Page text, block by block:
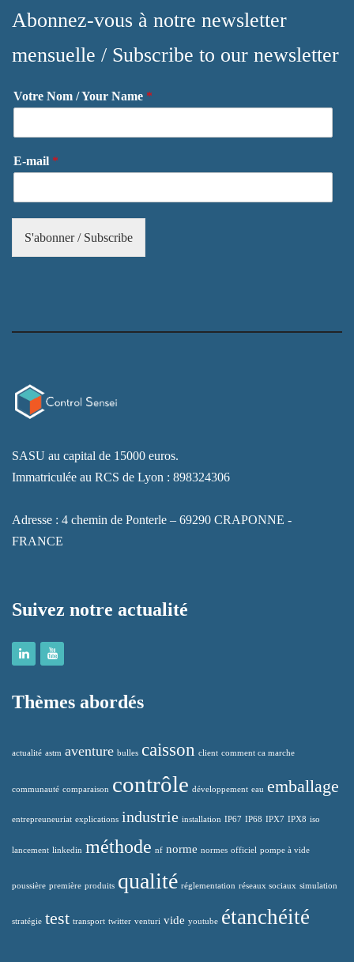
Abonnez-vous à notre newsletter
mensuelle / Subscribe to our newsletter
Votre Nom / Your Name *
E-mail *
S'abonner / Subscribe
SASU au capital de 15000 euros.
Immatriculée au RCS de Lyon : 898324306
Adresse : 4 chemin de Ponterle – 69290 CRAPONNE -
FRANCE
Suivez notre actualité
Thèmes abordés
actualité astm aventure bulles caisson client comment ca marche
communauté comparaison contrôle développement eau emballage
entrepreuneuriat explications industrie installation IP67 IP68 IPX7 IPX8 iso
lancement linkedin méthode nf norme normes officiel pompe à vide
poussière première produits qualité réglementation réseaux sociaux simulation
stratégie test transport twitter venturi vide youtube étanchéité